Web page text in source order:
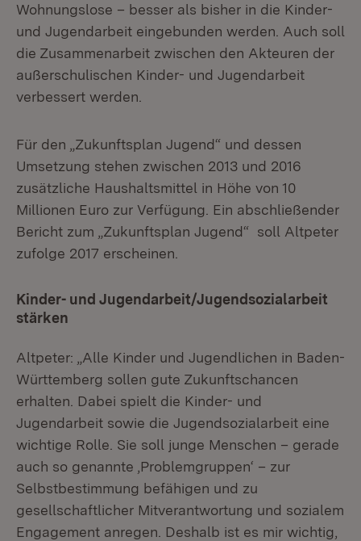
Wohnungslose – besser als bisher in die Kinder-
und Jugendarbeit eingebunden werden. Auch soll
die Zusammenarbeit zwischen den Akteuren der
außerschulischen Kinder- und Jugendarbeit
verbessert werden.
Für den „Zukunftsplan Jugend“ und dessen
Umsetzung stehen zwischen 2013 und 2016
zusätzliche Haushaltsmittel in Höhe von 10
Millionen Euro zur Verfügung. Ein abschließender
Bericht zum „Zukunftsplan Jugend“ soll Altpeter
zufolge 2017 erscheinen.
Kinder- und Jugendarbeit/Jugendsozialarbeit
stärken
Altpeter: „Alle Kinder und Jugendlichen in Baden-
Württemberg sollen gute Zukunftschancen
erhalten. Dabei spielt die Kinder- und
Jugendarbeit sowie die Jugendsozialarbeit eine
wichtige Rolle. Sie soll junge Menschen – gerade
auch so genannte ‚Problemgruppen‘ – zur
Selbstbestimmung befähigen und zu
gesellschaftlicher Mitverantwortung und sozialem
Engagement anregen. Deshalb ist es mir wichtig,